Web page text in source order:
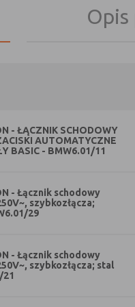
- ŁĄCZNIK SCHODOWY
AUTOMATYCZNE
BASIC - BMW6.01/11
- Łącznik schodowy
szybkozłącza;
29
- Łącznik schodowy
szybkozłącza; stal
21